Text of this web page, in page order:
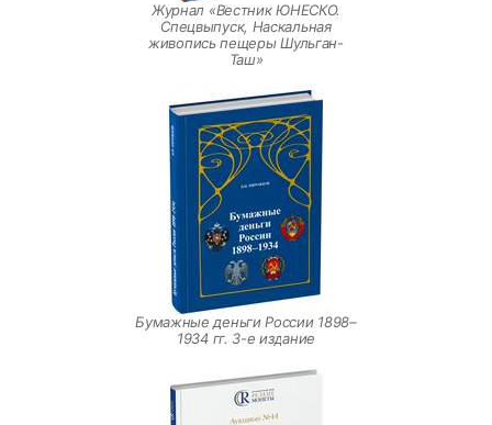
Журнал «Вестник ЮНЕСКО.
Спецвыпуск, Наскальная
живопись пещеры Шульган-
Таш»
Бумажные деньги России 1898–
1934 гг. 3-е издание